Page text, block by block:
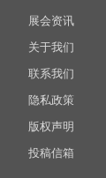
展会资讯
关于我们
联系我们
隐私政策
版权声明
投稿信箱